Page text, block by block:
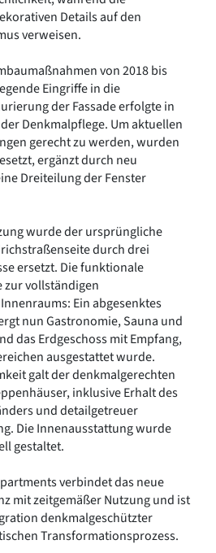
Details auf den
verweisen.
von 2018 bis
Eingriffe in die
der Fassade erfolgte in
Denkmalpflege. Um aktuellen
gerecht zu werden, wurden
ergänzt durch neu
Dreiteilung der Fenster
wurde der ursprüngliche
durch drei
ersetzt. Die funktionale
vollständigen
Ein abgesenktes
nun Gastronomie, Sauna und
das Erdgeschoss mit Empfang,
ausgestattet wurde.
galt der denkmalgerechten
inklusive Erhalt des
und detailgetreuer
Die Innenausstattung wurde
gestaltet.
verbindet das neue
mit zeitgemäßer Nutzung und ist
denkmalgeschützter
Transformationsprozess.